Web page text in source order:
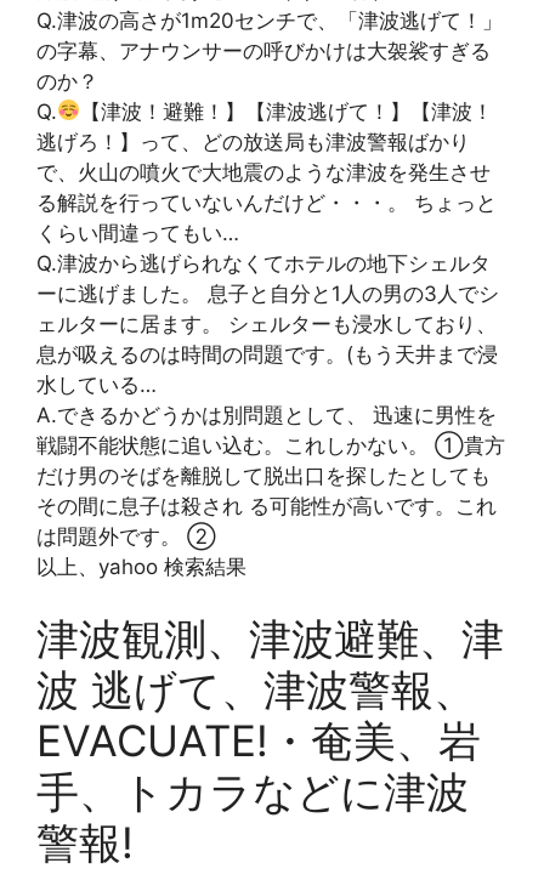
Q.津波の高さが1m20センチで、「津波逃げて！」
の字幕、アナウンサーの呼びかけは大袈裟すぎる
のか？
Q.
【津波！避難！】【津波逃げて！】【津波！
逃げろ！】って、どの放送局も津波警報ばかり
で、火山の噴火で大地震のような津波を発生させ
る解説を行っていないんだけど・・・。 ちょっと
くらい間違ってもい…
Q.津波から逃げられなくてホテルの地下シェルタ
ーに逃げました。 息子と自分と1人の男の3人でシ
ェルターに居ます。 シェルターも浸水しており、
息が吸えるのは時間の問題です。(もう天井まで浸
水している…
A.できるかどうかは別問題として、 迅速に男性を
戦闘不能状態に追い込む。これしかない。 ①貴方
だけ男のそばを離脱して脱出口を探したとしても
その間に息子は殺され る可能性が高いです。これ
は問題外です。 ➁
以上、yahoo 検索結果
津波観測、津波避難、津
波 逃げて、津波警報、
EVACUATE!・奄美、岩
手、トカラなどに津波
警報!